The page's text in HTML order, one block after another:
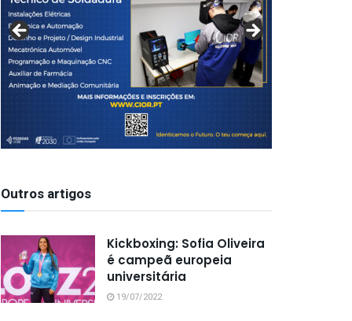
Outros artigos
Kickboxing: Sofia Oliveira
é campeã europeia
universitária
19/07/2022